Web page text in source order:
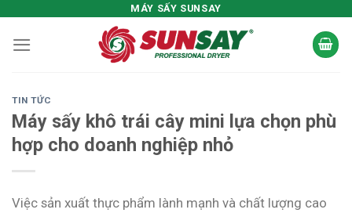
content
MÁY SẤY SUNSAY
TIN TỨC
Máy sấy khô trái cây mini lựa chọn phù
hợp cho doanh nghiệp nhỏ
Việc sản xuất thực phẩm lành mạnh và chất lượng cao